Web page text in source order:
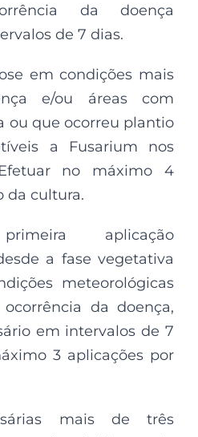
da doença
de 7 dias.
em condições mais
e/ou áreas com
ou que ocorreu plantio
a Fusarium nos
no máximo 4
da cultura.
aplicação
a fase vegetativa
meteorológicas
da doença,
em intervalos de 7
3 aplicações por
mais de três